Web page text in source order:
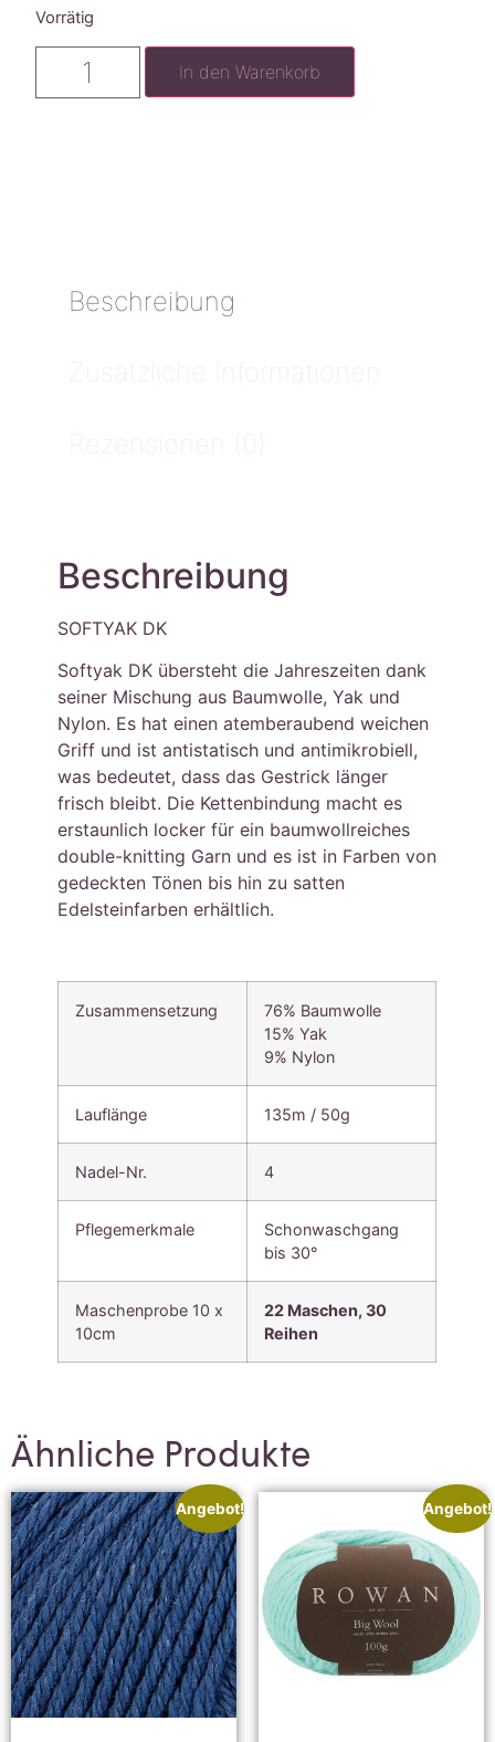
Vorrätig
In den Warenkorb
Beschreibung
Zusätzliche Informationen
Beschreibung
SOFTYAK DK
Softyak DK übersteht die Jahreszeiten dank
seiner Mischung aus Baumwolle, Yak und
Nylon. Es hat einen atemberaubend weichen
Griff und ist antistatisch und antimikrobiell,
was bedeutet, dass das Gestrick länger
frisch bleibt. Die Kettenbindung macht es
erstaunlich locker für ein baumwollreiches
double-knitting Garn und es ist in Farben von
gedeckten Tönen bis hin zu satten
Edelsteinfarben erhältlich.
Zusammensetzung
76% Baumwolle
15% Yak
9% Nylon
Lauflänge 135m / 50g
Nadel-Nr. 4
Pflegemerkmale
Schonwaschgang
bis 30°
Maschenprobe 10 x
10cm
22 Maschen, 30
Reihen
Ähnliche Produkte
Angebot! Angebot!